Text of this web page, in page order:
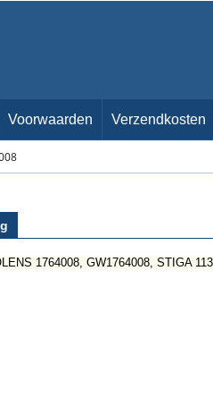
Voorwaarden Verzendkosten
1764008, GW1764008, STIGA